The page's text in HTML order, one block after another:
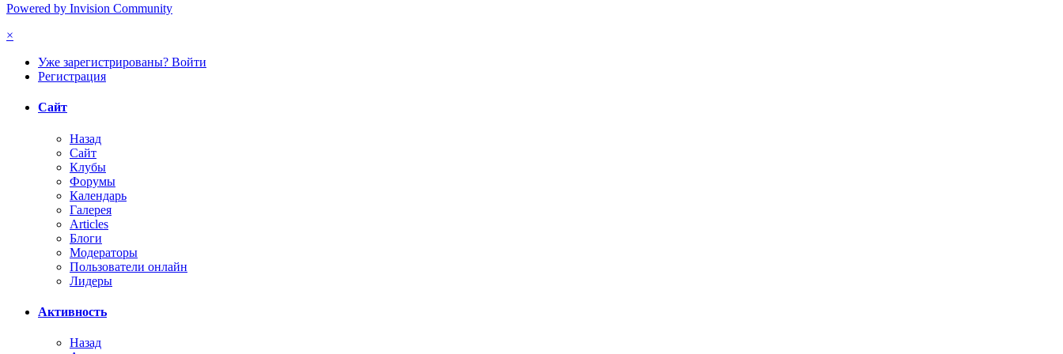
Powered by Invision Community
×
Уже зарегистрированы? Войти
Регистрация
Сайт
Назад
Сайт
Клубы
Форумы
Календарь
Галерея
Articles
Блоги
Модераторы
Пользователи онлайн
Лидеры
Активность
Назад